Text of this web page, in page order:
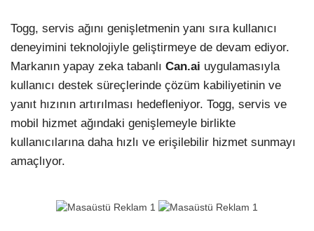
Togg, servis ağını genişletmenin yanı sıra kullanıcı
deneyimini teknolojiyle geliştirmeye de devam ediyor.
Markanın yapay zeka tabanlı Can.ai uygulamasıyla
kullanıcı destek süreçlerinde çözüm kabiliyetinin ve
yanıt hızının artırılması hedefleniyor. Togg, servis ve
mobil hizmet ağındaki genişlemeyle birlikte
kullanıcılarına daha hızlı ve erişilebilir hizmet sunmayı
amaçlıyor.